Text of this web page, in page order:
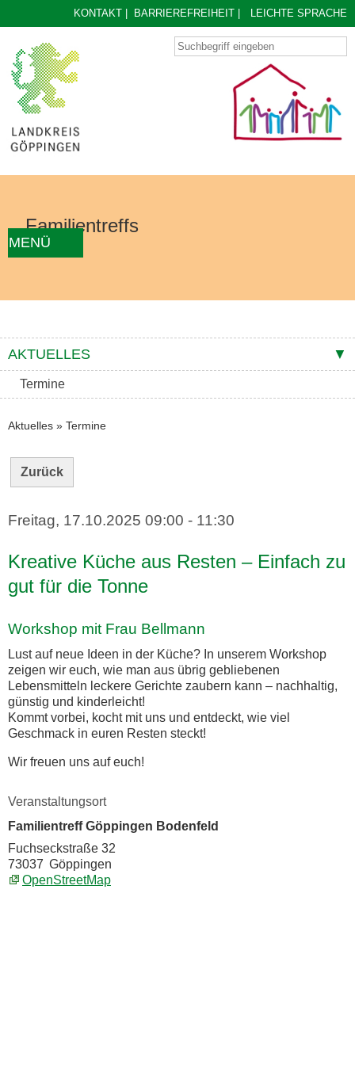
KONTAKT BARRIEREFREIHEIT LEICHTE SPRACHE
MENÜ
KONZEPT KONTAKTE
Familientreffs
AKTUELLES
Termine
Aktuelles » Termine
Zurück
Freitag, 17.10.2025 09:00 - 11:30
Kreative Küche aus Resten – Einfach zu
gut für die Tonne
Workshop mit Frau Bellmann
Lust auf neue Ideen in der Küche? In unserem Workshop
zeigen wir euch, wie man aus übrig gebliebenen
Lebensmitteln leckere Gerichte zaubern kann – nachhaltig,
günstig und kinderleicht!
Kommt vorbei, kocht mit uns und entdeckt, wie viel
Geschmack in euren Resten steckt!
Wir freuen uns auf euch!
Veranstaltungsort
Familientreff Göppingen Bodenfeld
Fuchseckstraße 32
73037 Göppingen
OpenStreetMap